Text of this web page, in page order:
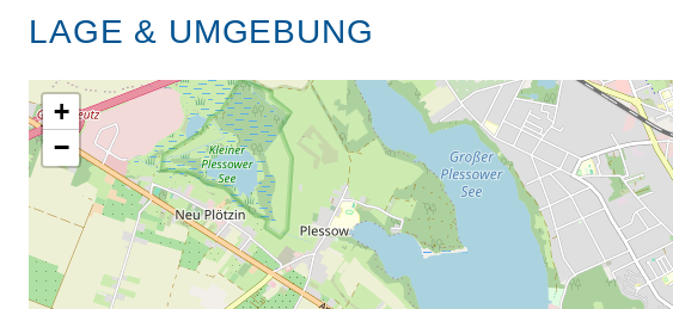
LAGE & UMGEBUNG
+
−